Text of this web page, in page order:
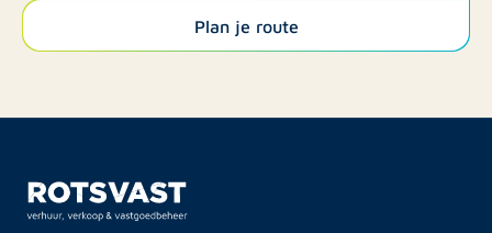
Plan je route